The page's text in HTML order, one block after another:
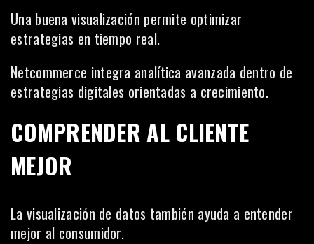
Una buena visualización permite optimizar
estrategias en tiempo real.
Netcommerce integra analítica avanzada dentro de
estrategias digitales orientadas a crecimiento.
COMPRENDER AL CLIENTE
MEJOR
La visualización de datos también ayuda a entender
mejor al consumidor.